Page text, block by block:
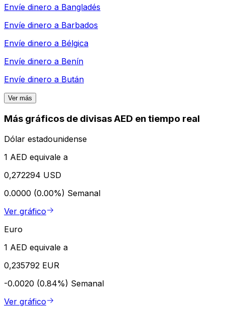
Envíe dinero a Bangladés
Envíe dinero a Barbados
Envíe dinero a Bélgica
Envíe dinero a Benín
Envíe dinero a Bután
Ver más
Más gráficos de divisas AED en tiempo real
Dólar estadounidense
1 AED equivale a
0,272294 USD
0.0000 (0.00%) Semanal
Ver gráfico
Euro
1 AED equivale a
0,235792 EUR
-0.0020 (0.84%) Semanal
Ver gráfico